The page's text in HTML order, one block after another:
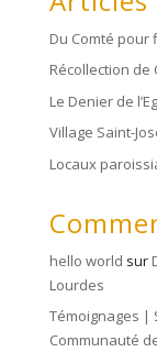
Du Comté
Récollection de
Le Denier de
Village Saint-
Locaux
hello world sur
Lourdes
Témoignages |
Communauté